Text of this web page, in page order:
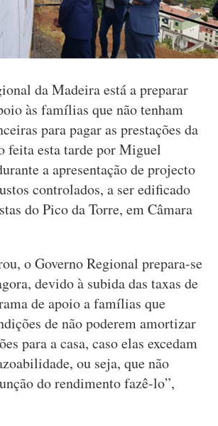
da Madeira está a preparar
às famílias que não tenham
para pagar as prestações da
feita esta tarde por Miguel
a apresentação de projecto
controlados, a ser edificado
do Pico da Torre, em Câmara
o Governo Regional prepara-se
devido à subida das taxas de
de apoio a famílias que
de não poderem amortizar
para a casa, caso elas excedam
ou seja, que não
do rendimento fazê-lo”,